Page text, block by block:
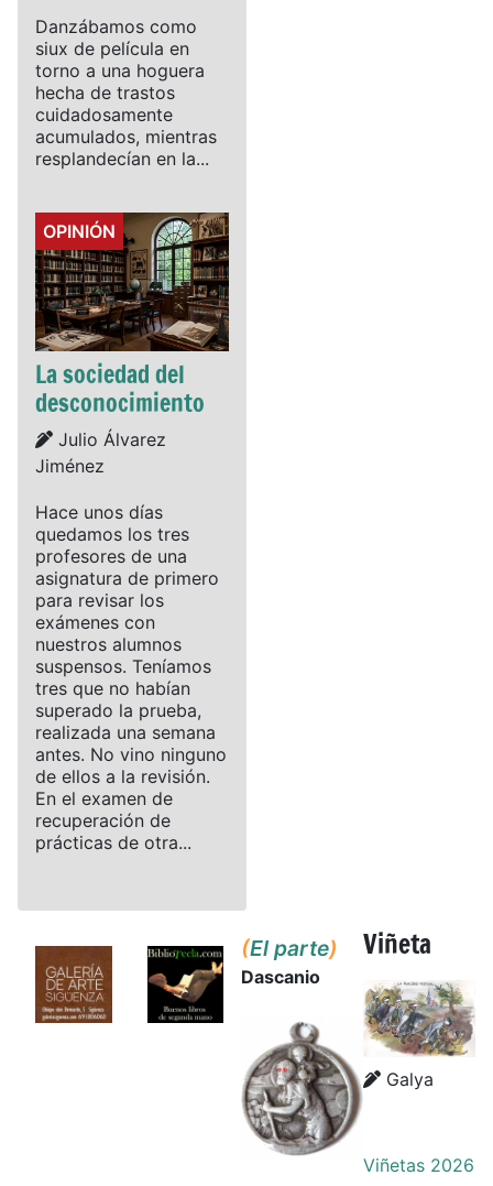
Danzábamos como
siux de película en
torno a una hoguera
hecha de trastos
cuidadosamente
acumulados, mientras
resplandecían en la...
Details
OPINIÓN
La sociedad del
desconocimiento
Details
Julio Álvarez
Jiménez
Hace unos días
quedamos los tres
profesores de una
asignatura de primero
para revisar los
exámenes con
nuestros alumnos
suspensos. Teníamos
tres que no habían
superado la prueba,
realizada una semana
antes. No vino ninguno
de ellos a la revisión.
En el examen de
recuperación de
prácticas de otra...
(El parte)
Dascanio
Viñeta
Details
Details
Galya
Viñetas 2026